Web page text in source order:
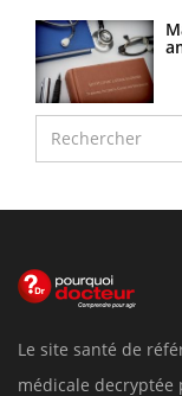
Le site santé de
médicale decryptée